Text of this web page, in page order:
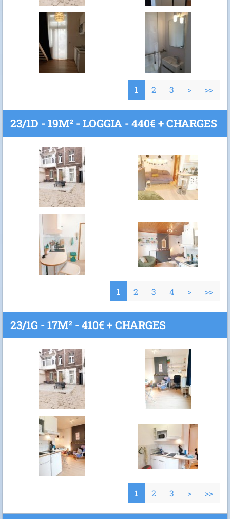
1 2 3 > >>
23/1D - 19M² - LOGGIA - 440€ + CHARGES
1 2 3 4 > >>
23/1G - 17M² - 410€ + CHARGES
1 2 3 > >>